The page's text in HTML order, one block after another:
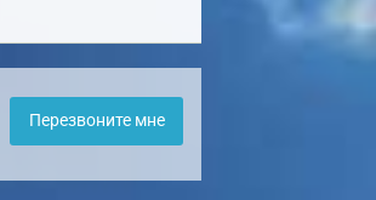
Перезвоните мне